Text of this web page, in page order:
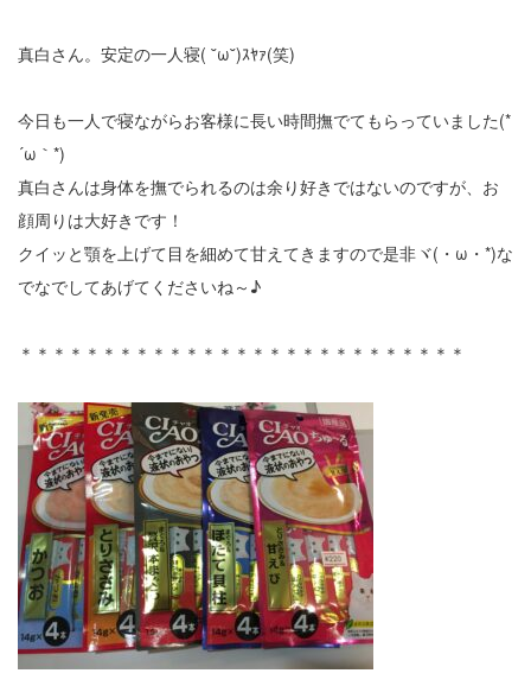
真白さん。安定の一人寝( ˘ω˘)ｽﾔｧ(笑)
今日も一人で寝ながらお客様に長い時間撫でてもらっていました(*
´ω｀*)
真白さんは身体を撫でられるのは余り好きではないのですが、お
顔周りは大好きです！
クイッと顎を上げて目を細めて甘えてきますので是非ヾ(・ω・*)な
でなでしてあげてくださいね～♪
＊＊＊＊＊＊＊＊＊＊＊＊＊＊＊＊＊＊＊＊＊＊＊＊＊＊＊